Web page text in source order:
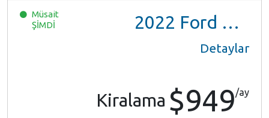
Müsait
ŞİMDİ
2022 Ford Escape SE Hybrid
Detaylar
Kiralama $949/ay